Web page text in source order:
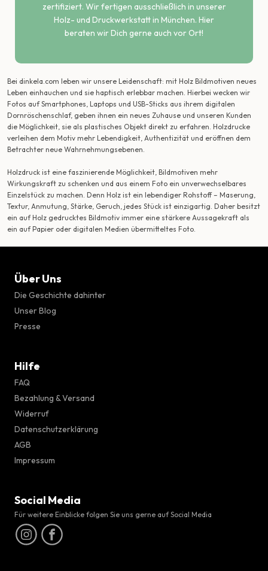
zertifiziert. Wir fertigen ausschließlich in unserer
Holz- und Druckwerkstatt in München. Hier
beraten wir Dich gerne auch vor Ort!
Bei dinkela.com leben wir unsere Leidenschaft: mit Holz Bildmotiven neues
Leben einhauchen und sie haptisch erlebbar machen. Hierbei wecken wir
Fotos auf Smartphones, Laptops und USB-Sticks aus ihrem digitalen
Dornröschenschlaf, geben ihnen ein neues Zuhause und unseren Kunden
die Möglichkeit, sie als plastisches Objekt direkt zu erfahren. Holzdrucke
verleihen dem Motiv mehr Lebendigkeit, Authentizität und eröffnen dem
Betrachter neue Wahrnehmungsebenen.
Holzdruck ist eine faszinierende Möglichkeit, Bildmotiven mehr
Wirkungskraft zu schenken und aus einem Foto ein unverwechselbares
Einzelstück zu machen. Denn Holz ist ein lebendiger Rohstoff – Maserung,
Textur, Anmutung, Stärke, Geruch, jedes Stück ist einzigartig. Daher besitzt
ein auf Holz gedrucktes Bildmotiv immer eine stärkere Aussagekraft als
ein auf Papier oder digitalen Medien übermitteltes Foto.
Über Uns
Die Geschichte dahinter
Unser Blog
Presse
Hilfe
FAQ
Bezahlung & Versand
Widerruf
Datenschutzerklärung
AGB
Impressum
Social Media
Für weitere Einblicke folgen Sie uns gerne auf Social Media